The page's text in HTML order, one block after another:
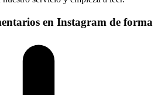
en Instagram de forma